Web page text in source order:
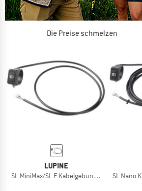
Die Preise schmelzen
ZUM SOMMER SALE
LUPINE
SL MiniMax/SL F Kabelgebundene FB 71 cm
SL Nano